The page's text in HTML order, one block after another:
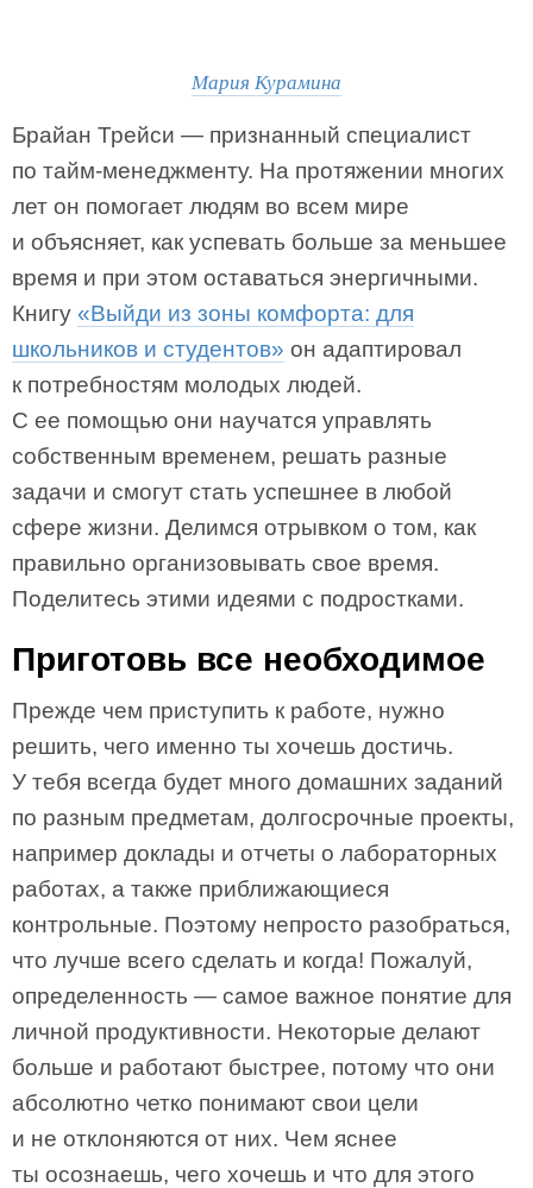
Мария Курамина
Брайан Трейси — признанный специалист
по тайм-менеджменту. На протяжении многих
лет он помогает людям во всем мире
и объясняет, как успевать больше за меньшее
время и при этом оставаться энергичными.
Книгу «Выйди из зоны комфорта: для
школьников и студентов» он адаптировал
к потребностям молодых людей.
С ее помощью они научатся управлять
собственным временем, решать разные
задачи и смогут стать успешнее в любой
сфере жизни. Делимся отрывком о том, как
правильно организовывать свое время.
Поделитесь этими идеями с подростками.
Приготовь все необходимое
Прежде чем приступить к работе, нужно
решить, чего именно ты хочешь достичь.
У тебя всегда будет много домашних заданий
по разным предметам, долгосрочные проекты,
например доклады и отчеты о лабораторных
работах, а также приближающиеся
контрольные. Поэтому непросто разобраться,
что лучше всего сделать и когда! Пожалуй,
определенность — самое важное понятие для
личной продуктивности. Некоторые делают
больше и работают быстрее, потому что они
абсолютно четко понимают свои цели
и не отклоняются от них. Чем яснее
ты осознаешь, чего хочешь и что для этого